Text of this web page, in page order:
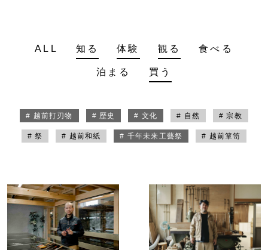
ALL 知る 体験 観る 食べる
泊まる 買う
# 越前打刃物 # 歴史 # 文化 # 自然 # 宗教
# 祭 # 越前和紙 # 千年未来工藝祭 # 越前箪笥